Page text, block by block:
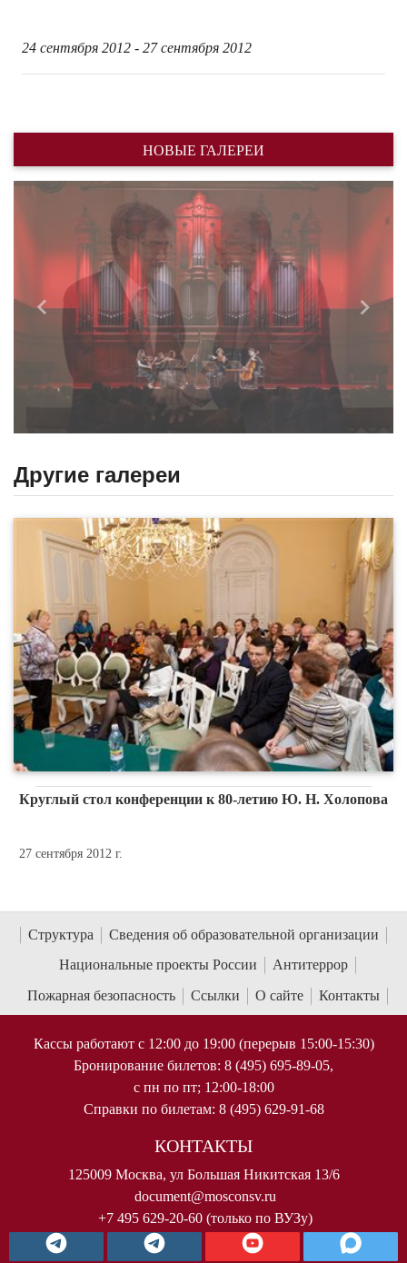
24 сентября 2012 - 27 сентября 2012
НОВЫЕ ГАЛЕРЕИ
Назад
Другие галереи
Круглый стол конференции к 80-летию Ю. Н. Холопова
27 сентября 2012 г.
Структура
Сведения об образовательной организации
Национальные проекты России
Антитеррор
Пожарная безопасность
Ссылки О сайте Контакты
Кассы работают с 12:00 до 19:00 (перерыв 15:00-15:30)
Бронирование билетов: 8 (495) 695-89-05,
с пн по пт; 12:00-18:00
Справки по билетам: 8 (495) 629-91-68
КОНТАКТЫ
125009 Москва, ул Большая Никитская 13/6
document@mosconsv.ru
+7 495 629-20-60 (только по ВУЗу)